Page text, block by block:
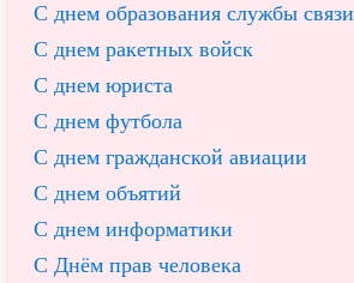
С днем образования службы связи
С днем ракетных войск
С днем юриста
С днем футбола
С днем гражданской авиации
С днем объятий
С днем информатики
С Днём прав человека